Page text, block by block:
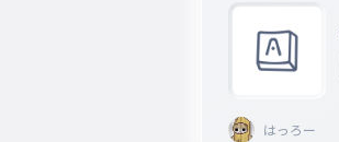
はっろー